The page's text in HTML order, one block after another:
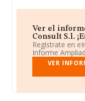
Ver el
Consult S.l.
Regístrate en
Informe
VER